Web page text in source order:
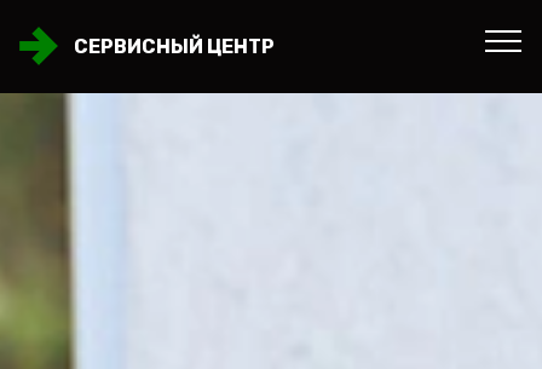
СЕРВИСНЫЙ ЦЕНТР